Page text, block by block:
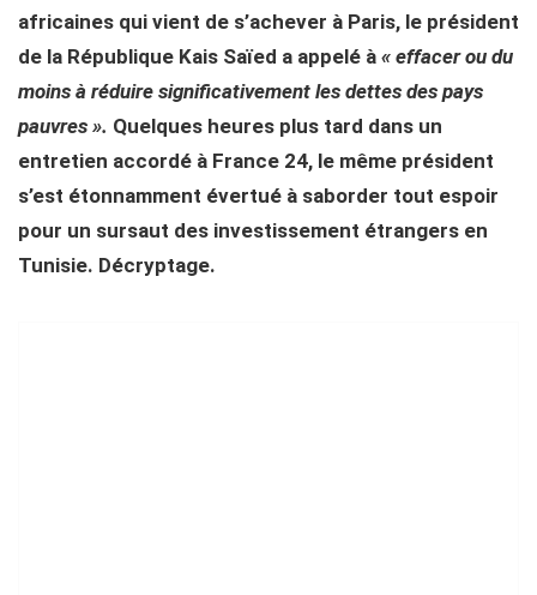
africaines qui vient de s’achever à Paris, le président
de la République Kais Saïed a appelé à « effacer ou du
moins à réduire significativement les dettes des pays
pauvres ». Quelques heures plus tard dans un
entretien accordé à France 24, le même président
s’est étonnamment évertué à saborder tout espoir
pour un sursaut des investissement étrangers en
Tunisie. Décryptage.